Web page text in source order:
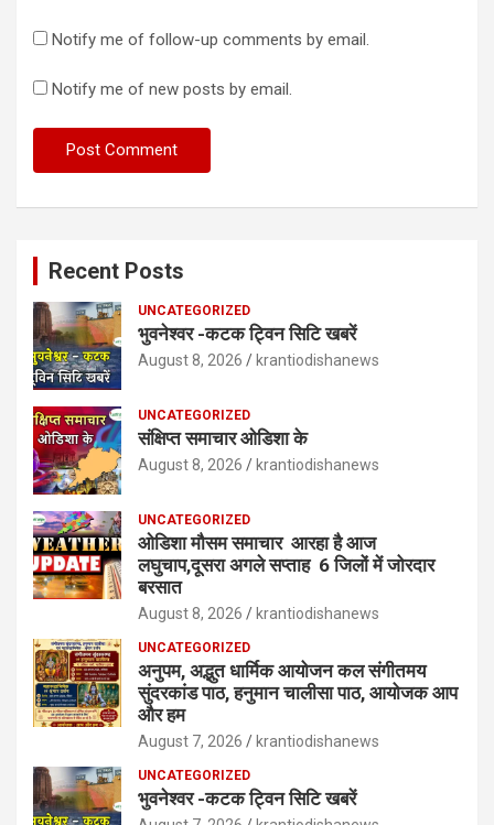
Notify me of follow-up comments by email.
Notify me of new posts by email.
Recent Posts
UNCATEGORIZED
भुवनेश्वर -कटक ट्विन सिटि खबरें
August 8, 2026 krantiodishanews
UNCATEGORIZED
संक्षिप्त समाचार ओडिशा के
August 8, 2026 krantiodishanews
UNCATEGORIZED
ओडिशा मौसम समाचार आरहा है आज
लघुचाप,दूसरा अगले सप्ताह 6 जिलों में जोरदार
बरसात
August 8, 2026 krantiodishanews
UNCATEGORIZED
अनुपम, अद्भुत धार्मिक आयोजन कल संगीतमय
सुंदरकांड पाठ, हनुमान चालीसा पाठ, आयोजक आप
और हम
August 7, 2026 krantiodishanews
UNCATEGORIZED
भुवनेश्वर -कटक ट्विन सिटि खबरें